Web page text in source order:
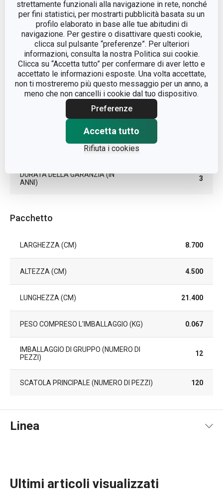
strettamente funzionali alla navigazione in rete, nonché
per fini statistici, per mostrarti pubblicità basata su un
profilo elaborato in base alle tue abitudini di
navigazione. Per gestire o disattivare questi cookie,
clicca sul pulsante “preferenze”. Per ulteriori
informazioni, consulta la nostra Politica sui cookie.
Clicca su “Accetta tutto” per confermare di aver letto e
accettato le informazioni esposte. Una volta accettate,
non ti mostreremo più questo messaggio per un anno, a
meno che non cancelli i cookie dal tuo dispositivo.
Preferenze
Accetta tutto
Rifiuta i cookies
LINEA DI PRODOTTO DELÍCIA
MATERIALE plastica
TIPO rotella tagliapasta
COLORE Bianco
LAVAGGIO IN LAVASTOVIGLIE
DURATA DELLA GARANZIA (IN
ANNI)
3
Pacchetto
LARGHEZZA (CM) 8.700
ALTEZZA (CM) 4.500
LUNGHEZZA (CM) 21.400
PESO COMPRESO L'IMBALLAGGIO (KG) 0.067
IMBALLAGGIO DI GRUPPO (NUMERO DI
PEZZI)
12
SCATOLA PRINCIPALE (NUMERO DI PEZZI) 120
Linea
Ultimi articoli visualizzati